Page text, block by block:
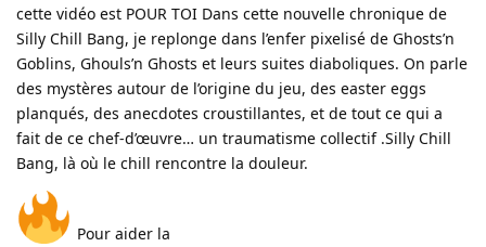
cette vidéo est POUR TOI Dans cette nouvelle chronique de
Silly Chill Bang, je replonge dans l’enfer pixelisé de Ghosts’n
Goblins, Ghouls’n Ghosts et leurs suites diaboliques. On parle
des mystères autour de l’origine du jeu, des easter eggs
planqués, des anecdotes croustillantes, et de tout ce qui a
fait de ce chef-d’œuvre… un traumatisme collectif .Silly Chill
Bang, là où le chill rencontre la douleur.
Pour aider la